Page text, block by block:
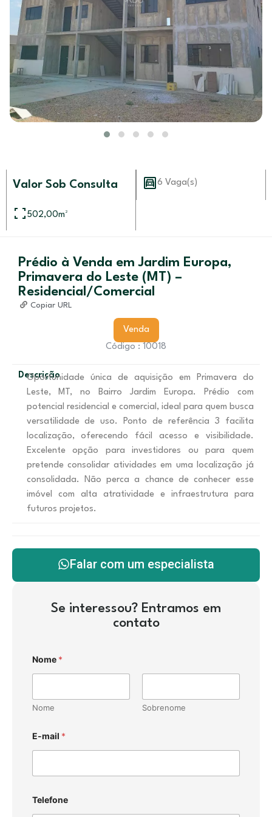
Valor Sob Consulta 6 Vaga(s)
502,00m²
Prédio à Venda em Jardim Europa,
Primavera do Leste (MT) –
Residencial/Comercial
Copiar URL
Venda
Código : 10018
Descrição
Oportunidade única de aquisição em Primavera do
Leste, MT, no Bairro Jardim Europa. Prédio com
potencial residencial e comercial, ideal para quem busca
versatilidade de uso. Ponto de referência 3 facilita
localização, oferecendo fácil acesso e visibilidade.
Excelente opção para investidores ou para quem
pretende consolidar atividades em uma localização já
consolidada. Não perca a chance de conhecer esse
imóvel com alta atratividade e infraestrutura para
futuros projetos.
Falar com um especialista
Se interessou? Entramos em
contato
Nome *
Nome Sobrenome
E-mail *
Telefone